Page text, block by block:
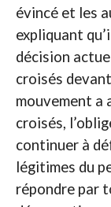
évincé et les
expliquant
décision
croisés
mouvement a
croisés,
continuer à
légitimes du
répondre par